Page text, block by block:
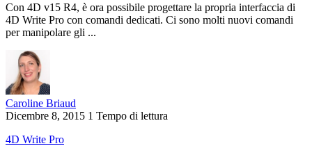
Con 4D v15 R4, è ora possibile progettare la propria interfaccia di
4D Write Pro con comandi dedicati. Ci sono molti nuovi comandi
per manipolare gli ...
Caroline Briaud
Dicembre 8, 2015 1 Tempo di lettura
4D Write Pro